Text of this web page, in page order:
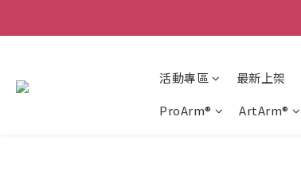
活動專區 最新上架
ProArm®
ArtArm®